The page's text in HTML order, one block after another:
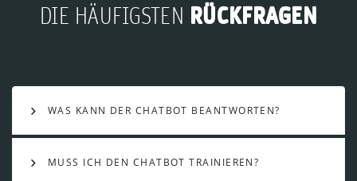
DIE HÄUFIGSTEN RÜCKFRAGEN
WAS KANN DER CHATBOT BEANTWORTEN?
MUSS ICH DEN CHATBOT TRAINIEREN?